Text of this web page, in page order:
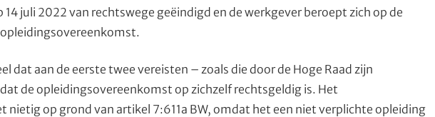
juli 2022 van rechtswege geëindigd en de werkgever beroept zich op de
dat aan de eerste twee vereisten – zoals die door de Hoge Raad zijn
de opleidingsovereenkomst op zichzelf rechtsgeldig is. Het
nietig op grond van artikel 7:611a BW, omdat het een niet verplichte opleiding